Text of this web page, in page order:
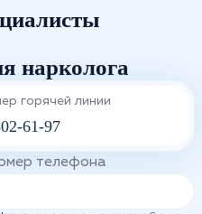
нарколога
горячей линии
61-97
телефона